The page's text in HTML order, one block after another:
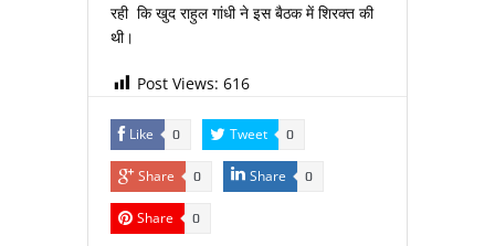
रही कि खुद राहुल गांधी ने इस बैठक में शिरक्‍त की
थी।
Post Views: 616
Like 0 Tweet 0
Share 0 Share 0
Share 0